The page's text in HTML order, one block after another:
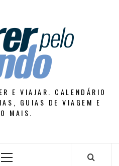
E VIAJAR. CALENDÁRIO
GUIAS DE VIAGEM E
MAIS.
Primary